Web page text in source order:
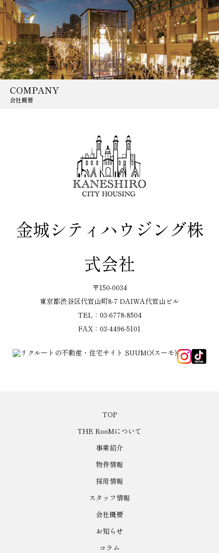
COMPANY
会社概要
金城シティハウジング株
式会社
〒150-0034
東京都渋谷区代官山町8-7 DAIWA代官山ビル
TEL：03-6778-8504
FAX：03-4496-5101
TOP
THE RooMについて
事業紹介
物件情報
採用情報
スタッフ情報
会社概要
お知らせ
コラム